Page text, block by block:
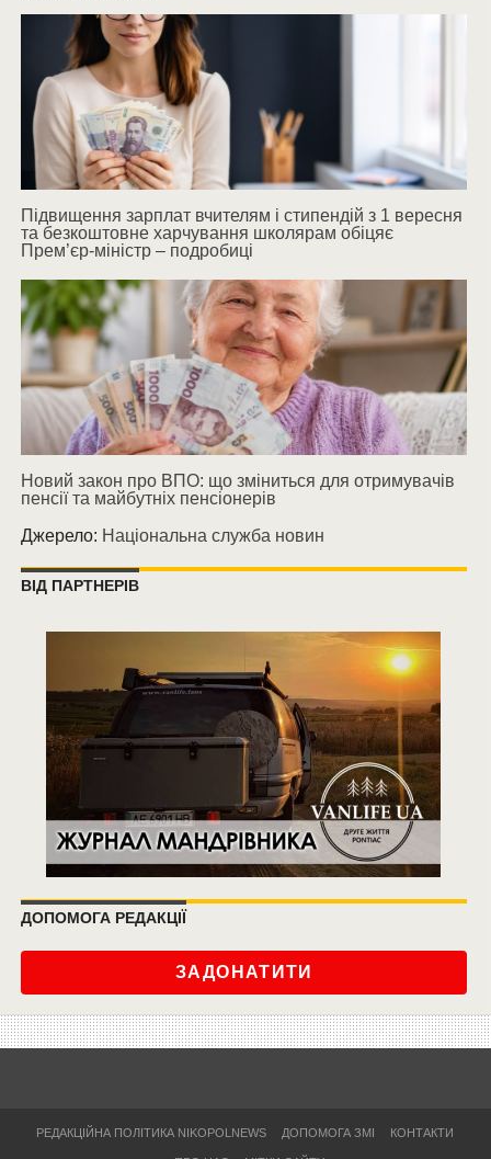
Підвищення зарплат вчителям і стипендій з 1 вересня
та безкоштовне харчування школярам обіцяє
Прем’єр-міністр – подробиці
Новий закон про ВПО: що зміниться для отримувачів
пенсії та майбутніх пенсіонерів
Джерело: Національна служба новин
ВІД ПАРТНЕРІВ
ДОПОМОГА РЕДАКЦІЇ
ЗАДОНАТИТИ
РЕДАКЦІЙНА ПОЛІТИКА NIKOPOLNEWS ДОПОМОГА ЗМІ КОНТАКТИ